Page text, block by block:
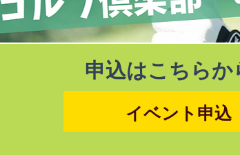
申込はこちらか
イベント申込